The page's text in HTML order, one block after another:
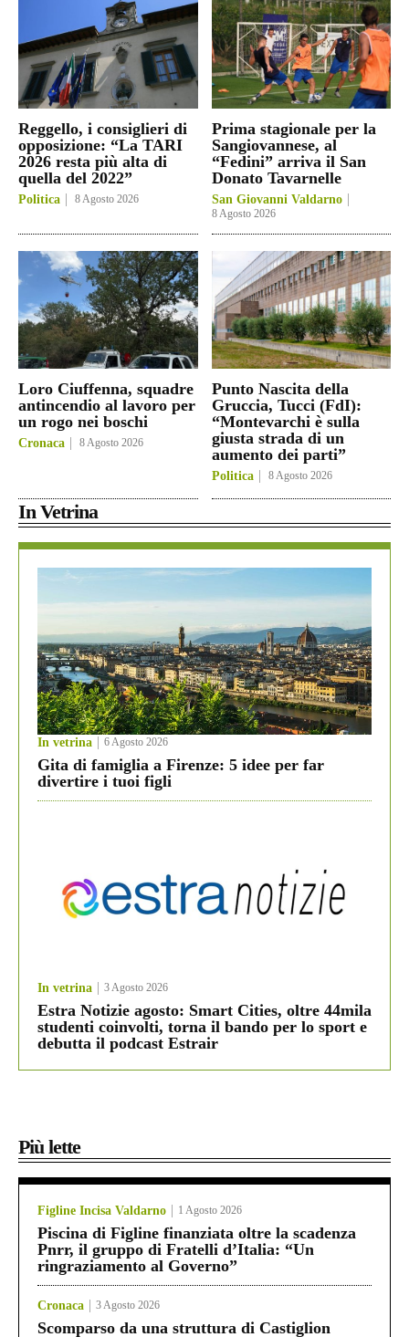
Reggello, i consiglieri di
opposizione: “La TARI
2026 resta più alta di
quella del 2022”
Politica 8 Agosto 2026
Prima stagionale per la
Sangiovannese, al
“Fedini” arriva il San
Donato Tavarnelle
San Giovanni Valdarno
8 Agosto 2026
Loro Ciuffenna, squadre
antincendio al lavoro per
un rogo nei boschi
Cronaca 8 Agosto 2026
Punto Nascita della
Gruccia, Tucci (FdI):
“Montevarchi è sulla
giusta strada di un
aumento dei parti”
Politica 8 Agosto 2026
In Vetrina
In vetrina 6 Agosto 2026
Gita di famiglia a Firenze: 5 idee per far
divertire i tuoi figli
In vetrina 3 Agosto 2026
Estra Notizie agosto: Smart Cities, oltre 44mila
studenti coinvolti, torna il bando per lo sport e
debutta il podcast Estrair
Più lette
Figline Incisa Valdarno 1 Agosto 2026
Piscina di Figline finanziata oltre la scadenza
Pnrr, il gruppo di Fratelli d’Italia: “Un
ringraziamento al Governo”
Cronaca 3 Agosto 2026
Scomparso da una struttura di Castiglion